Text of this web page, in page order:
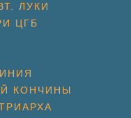
ЛУКИ
ЦГБ
КОНЧИНЫ